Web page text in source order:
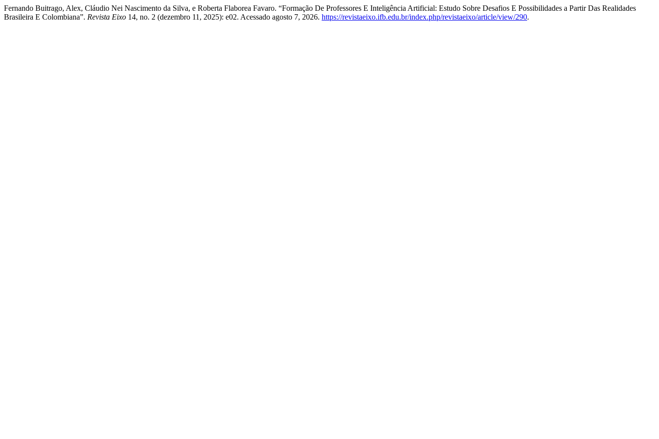
Fernando Buitrago, Alex, Cláudio Nei Nascimento da Silva, e Roberta Flaborea Favaro. “Formação De Professores E Inteligência Artificial: Estudo Sobre Desafios E Possibilidades a Partir Das Realidades
Brasileira E Colombiana”. Revista Eixo 14, no. 2 (dezembro 11, 2025): e02. Acessado agosto 7, 2026. https://revistaeixo.ifb.edu.br/index.php/revistaeixo/article/view/290.